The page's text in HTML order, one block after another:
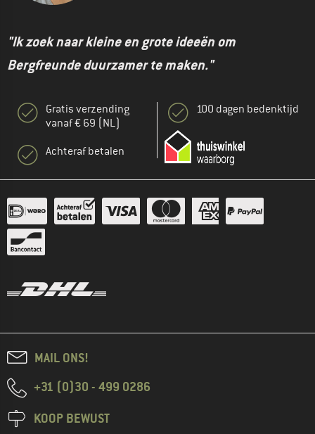
"Ik zoek naar kleine en grote ideeën om
Bergfreunde duurzamer te maken."
Gratis verzending
vanaf € 69 (NL)
Achteraf betalen
100 dagen bedenktijd
MAIL ONS!
+31 (0)30 - 499 0286
KOOP BEWUST